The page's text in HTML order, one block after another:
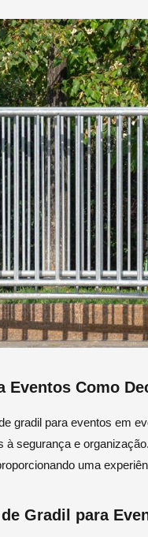
Eventos Como
gradil para eventos em
à segurança e
uma
Gradil para